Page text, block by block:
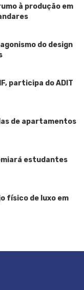
à produção em
do design
participa do ADIT
de apartamentos
estudantes
físico de luxo em